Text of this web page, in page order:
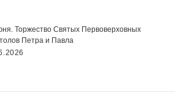
Торжество Святых Первоверховных
Петра и Павла